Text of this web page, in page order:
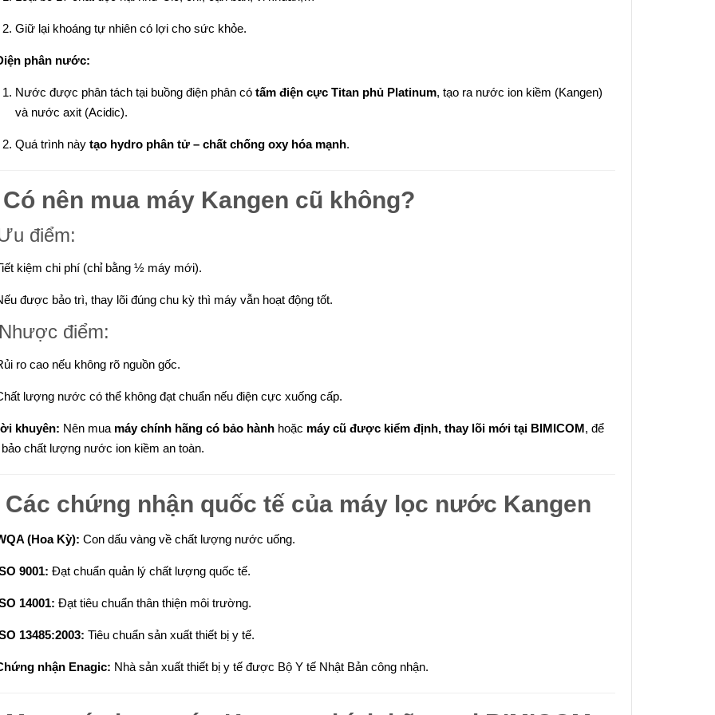
Giữ lại khoáng tự nhiên có lợi cho sức khỏe.
phân nước:
Nước được phân tách tại buồng điện phân có tấm điện cực Titan phủ Platinum, tạo ra nước ion kiềm (Kangen)
và nước axit (Acidic).
Quá trình này tạo hydro phân tử – chất chống oxy hóa mạnh.
Có nên mua máy Kangen cũ không?
điểm:
kiệm chi phí (chỉ bằng ½ máy mới).
được bảo trì, thay lõi đúng chu kỳ thì máy vẫn hoạt động tốt.
điểm:
ro cao nếu không rõ nguồn gốc.
lượng nước có thể không đạt chuẩn nếu điện cực xuống cấp.
khuyên: Nên mua máy chính hãng có bảo hànhhoặc máy cũ được kiểm định, thay lõi mới tại BIMICOM, để
chất lượng nước ion kiềm an toàn.
Các chứng nhận quốc tế của máy lọc nước Kangen
(Hoa Kỳ): Con dấu vàng về chất lượng nước uống.
9001: Đạt chuẩn quản lý chất lượng quốc tế.
14001: Đạt tiêu chuẩn thân thiện môi trường.
13485:2003: Tiêu chuẩn sản xuất thiết bị y tế.
nhận Enagic: Nhà sản xuất thiết bị y tế được Bộ Y tế Nhật Bản công nhận.